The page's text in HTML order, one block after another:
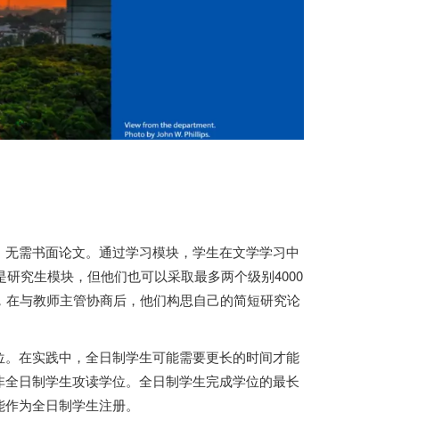
需书面论文。通过学习模块，学生在文学学习中
究生模块，但他们也可以采取最多两个级别4000
与教师主管协商后，他们构思自己的简短研究论
在实践中，全日制学生可能需要更长的时间才能
日制学生攻读学位。全日制学生完成学位的最长
为全日制学生注册。